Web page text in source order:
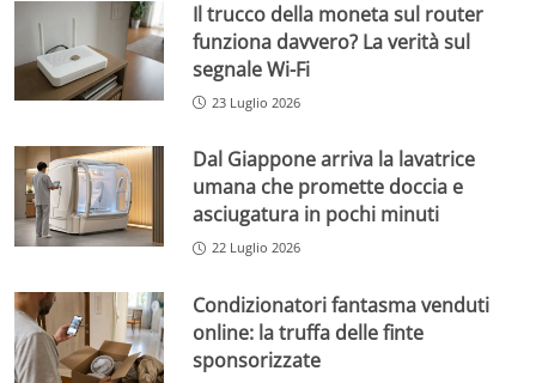
Il trucco della moneta sul router
funziona davvero? La verità sul
segnale Wi-Fi
23 Luglio 2026
Dal Giappone arriva la lavatrice
umana che promette doccia e
asciugatura in pochi minuti
22 Luglio 2026
Condizionatori fantasma venduti
online: la truffa delle finte
sponsorizzate